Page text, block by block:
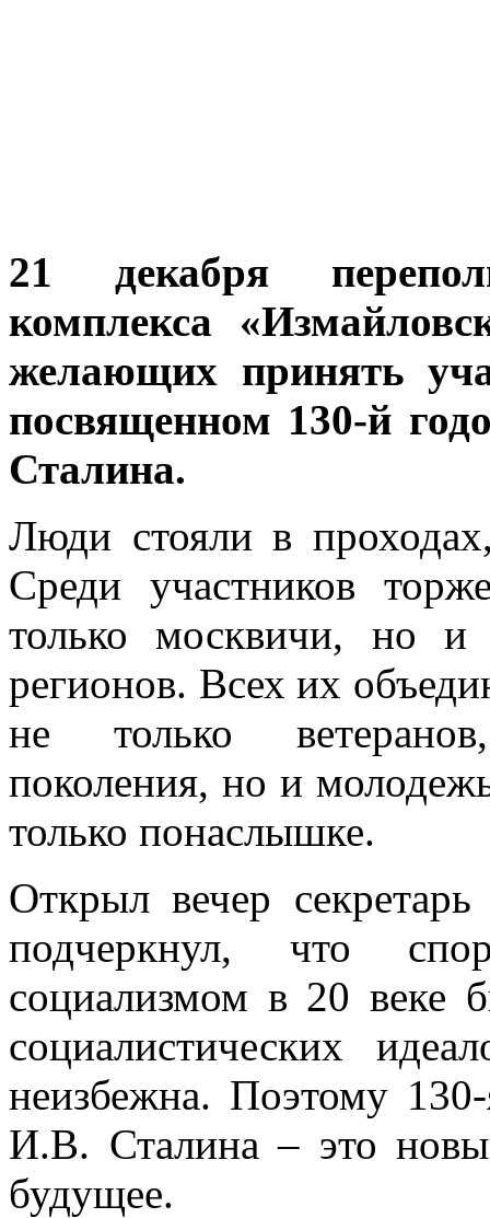
21 декабря
комплекса
желающих принять
посвященном 130-й
Сталина.
Люди стояли в
Среди участников
только москвичи, но и
регионов. Всех их
не только
поколения, но и
только понаслышке.
Открыл вечер
подчеркнул, что
социализмом в 20 веке
социалистических
неизбежна. Поэтому
И.В. Сталина – это
будущее.